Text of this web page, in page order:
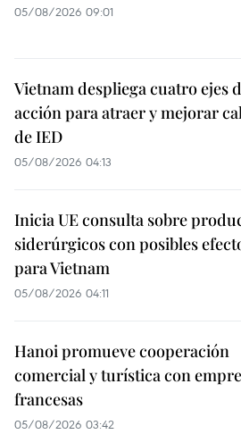
05/08/2026 09:01
Vietnam despliega cuatro ejes
acción para atraer y mejorar
de IED
05/08/2026 04:13
Inicia UE consulta sobre
siderúrgicos con posibles
para Vietnam
05/08/2026 04:11
Hanoi promueve cooperación
comercial y turística con
francesas
05/08/2026 03:42